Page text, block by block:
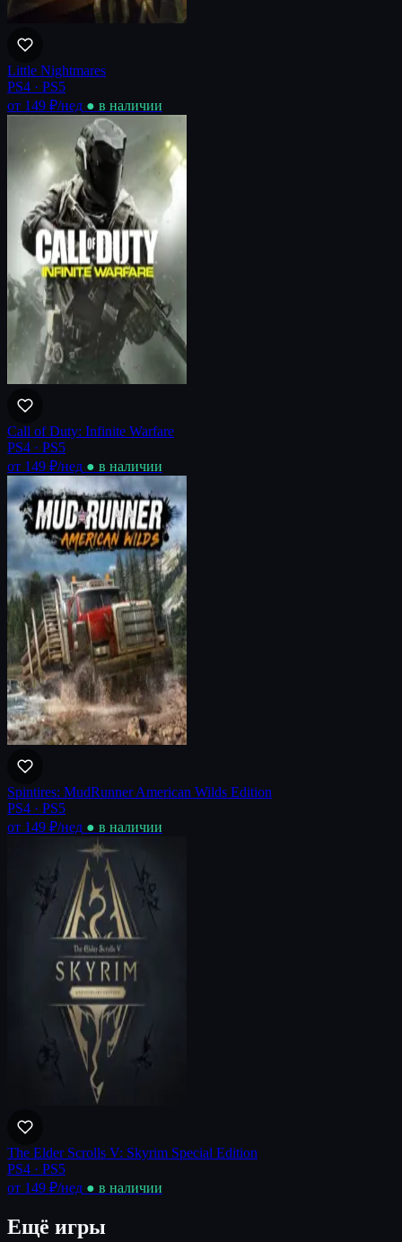
Little Nightmares
PS4 · PS5
от 149 ₽/нед ● в наличии
Call of Duty: Infinite Warfare
PS4 · PS5
от 149 ₽/нед ● в наличии
Spintires: MudRunner American Wilds Edition
PS4 · PS5
от 149 ₽/нед ● в наличии
The Elder Scrolls V: Skyrim Special Edition
PS4 · PS5
от 149 ₽/нед ● в наличии
Ещё игры